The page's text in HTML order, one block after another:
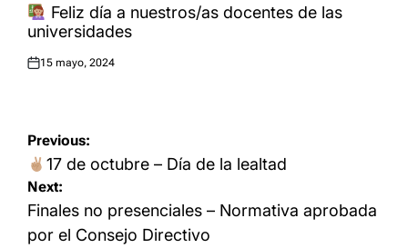
IN
Feliz día a nuestros/as docentes de las
universidades
Posted
15 mayo, 2024
Navegación
de
entradas
Previous:
17 de octubre – Día de la lealtad
Next:
Finales no presenciales – Normativa aprobada
por el Consejo Directivo